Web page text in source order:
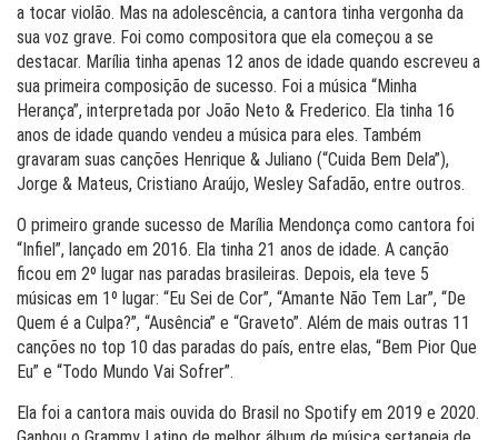
a tocar violão. Mas na adolescência, a cantora tinha vergonha da
sua voz grave. Foi como compositora que ela começou a se
destacar. Marília tinha apenas 12 anos de idade quando escreveu a
sua primeira composição de sucesso. Foi a música “Minha
Herança”, interpretada por João Neto & Frederico. Ela tinha 16
anos de idade quando vendeu a música para eles. Também
gravaram suas canções Henrique & Juliano (“Cuida Bem Dela”),
Jorge & Mateus, Cristiano Araújo, Wesley Safadão, entre outros.
O primeiro grande sucesso de Marília Mendonça como cantora foi
“Infiel”, lançado em 2016. Ela tinha 21 anos de idade. A canção
ficou em 2º lugar nas paradas brasileiras. Depois, ela teve 5
músicas em 1º lugar: “Eu Sei de Cor”, “Amante Não Tem Lar”, “De
Quem é a Culpa?”, “Ausência” e “Graveto”. Além de mais outras 11
canções no top 10 das paradas do país, entre elas, “Bem Pior Que
Eu” e “Todo Mundo Vai Sofrer”.
Ela foi a cantora mais ouvida do Brasil no Spotify em 2019 e 2020.